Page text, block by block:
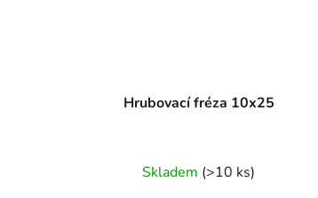
Hrubovací fréza 10x25
Skladem (>10 ks)